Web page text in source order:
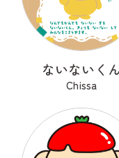
ないないくん
Chissa